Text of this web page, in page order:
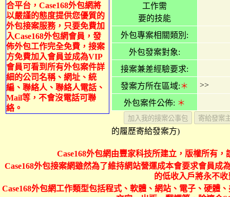
合平台，Case168外包網將
以嚴謹的態度提供您優質的
外包接案服務，只要免費加
入Case168外包網會員，發
佈外包工作完全免費，接案
方免費加入會員並成為VIP
會員可看到所有外包案件詳
細的公司名稱、網址、統
編、聯絡人、聯絡人電話、
Mail等，不會沒電話可聯
絡。
工作需
要的技能
外包專案相關類別:
外包發案對象:
接案兼差經驗要求:
發案方所在區域:＊ >>
外包案件公佈: ＊
的履歷寄給發案方)
Case168外包網由豐家科技所建立，版權所有
Case168外包接案網雖然為了維持網站營運成本會要求會員
的低收入戶將永不收
Case168外包網工作類型包括程式、軟體、網站、電子、硬體